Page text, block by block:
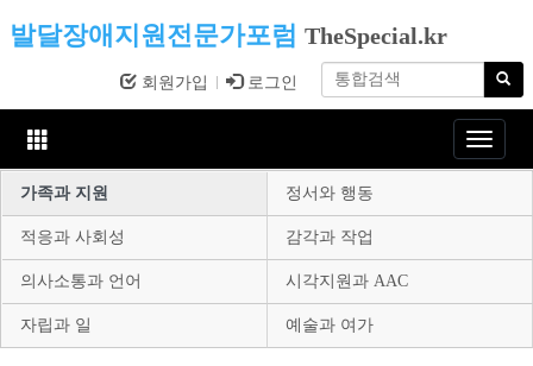
발달장애지원전문가포럼 TheSpecial.kr
회원가입 로그인
Toggle
가족과 지원
정서와 행동
적응과 사회성 감각과 작업
의사소통과 언어 시각지원과 AAC
자립과 일 예술과 여가